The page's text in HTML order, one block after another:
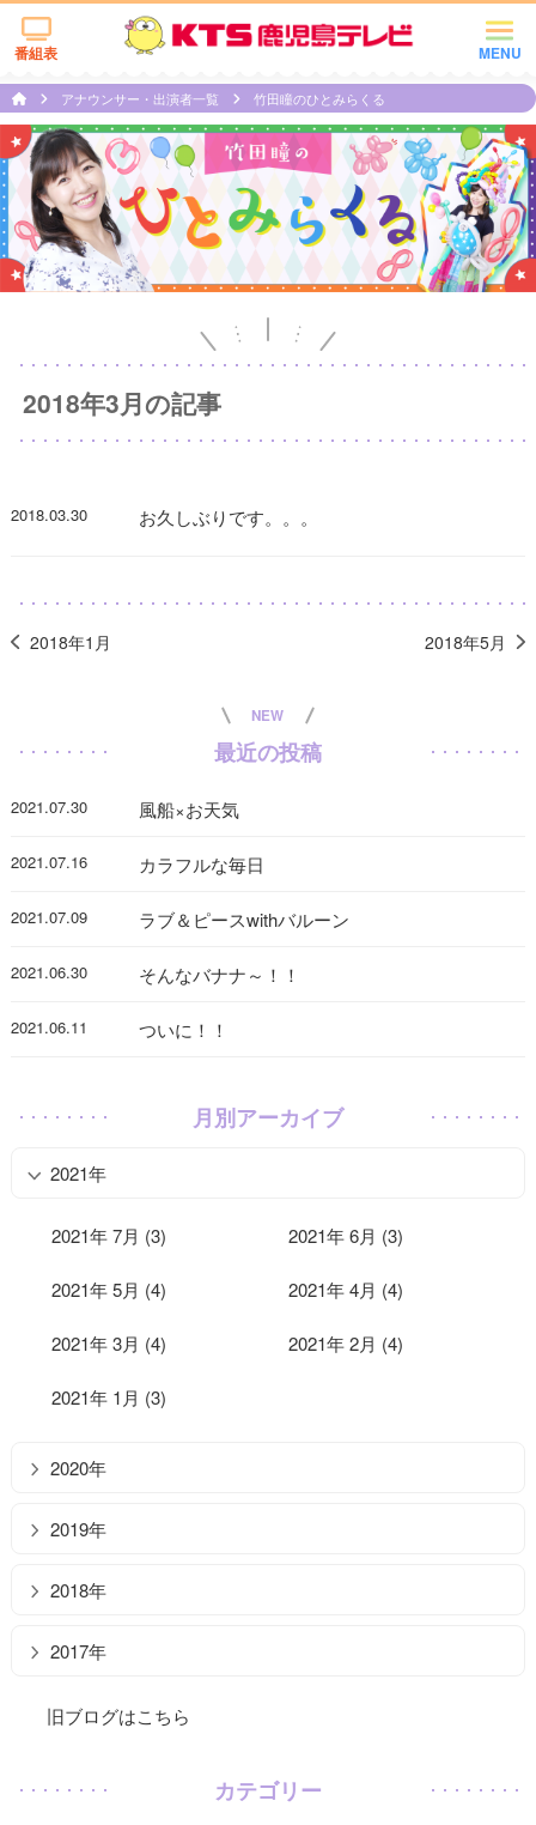
MENU
番組表
アナウンサー・出演者一覧 竹田瞳のひとみらくる
2018年3月の記事
2018.03.30 お久しぶりです。。。
2018年1月 2018年5月
NEW
最近の投稿
2021.07.30 風船×お天気
2021.07.16 カラフルな毎日
2021.07.09 ラブ＆ピースwithバルーン
2021.06.30 そんなバナナ～！！
2021.06.11 ついに！！
月別アーカイブ
2021年
2021年 7月 (3) 2021年 6月 (3)
2021年 5月 (4) 2021年 4月 (4)
2021年 3月 (4) 2021年 2月 (4)
2021年 1月 (3)
2020年
2019年
2018年
2017年
旧ブログはこちら
カテゴリー